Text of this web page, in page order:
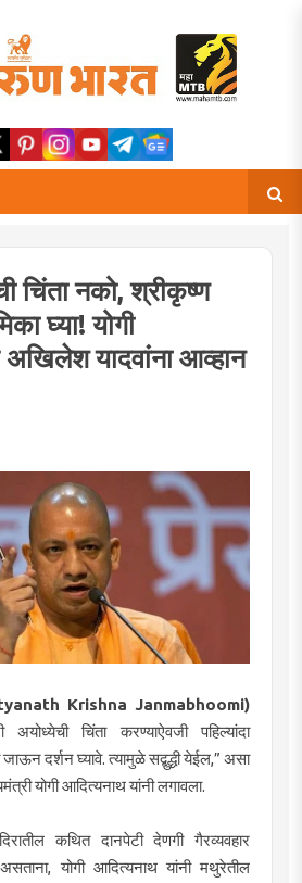
चिंता नको, श्रीकृष्ण
घ्या! योगी
यादवांना आव्हान
Krishna Janmabhoomi)
चिंता करण्याऐवजी पहिल्यांदा
जाऊन दर्शन घ्यावे. त्यामुळे सद्बुद्धी येईल,” असा
योगी आदित्यनाथ यांनी लगावला.
कथित दानपेटी देणगी गैरव्यवहार
योगी आदित्यनाथ यांनी मथुरेतील